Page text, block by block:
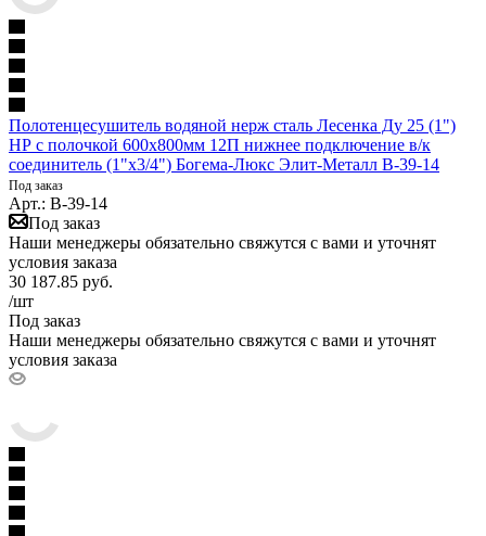
Полотенцесушитель водяной нерж сталь Лесенка Ду 25 (1")
НР с полочкой 600х800мм 12П нижнее подключение в/к
соединитель (1"х3/4") Богема-Люкс Элит-Металл В-39-14
Под заказ
Арт.: В-39-14
Под заказ
Наши менеджеры обязательно свяжутся с вами и уточнят
условия заказа
30 187.85 руб.
/шт
Под заказ
Наши менеджеры обязательно свяжутся с вами и уточнят
условия заказа